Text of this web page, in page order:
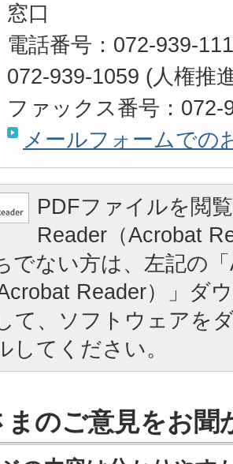
窓口
電話番号：072-939-
072-939-1059 (人権推
ファックス番号：072-
メールフォームでの
PDFファイルを閲
Reader（Acrobat
でない方は、左記の
Reader）」ダ
て、ソフトウェアを
してください。
まのご意見をお聞